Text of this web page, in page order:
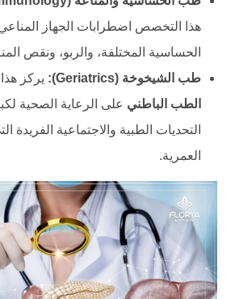
هذا التخصص اضطرابات الجهاز
الحساسية المختلفة، والربو، ونقص
طب الشيخوخة (Geriatrics):
يركز
الطب الباطني على الرعاية الصحية
التحديات الطبية والاجتماعية الفريدة
العمرية.